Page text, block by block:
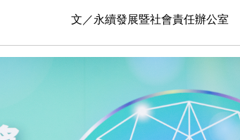
文／永續發展暨社會責任辦公室